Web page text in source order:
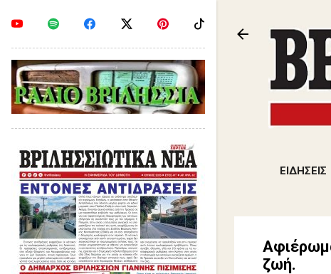
ΕΙΔΗΣΕΙΣ
ζωή.